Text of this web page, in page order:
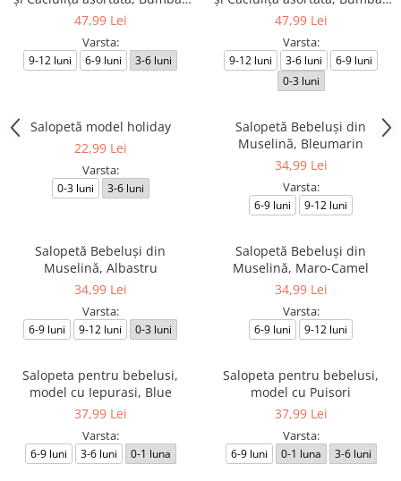
Bej
47,99 Lei
Varsta:
9-12 luni 6-9 luni 3-6 luni
Alb
47,99 Lei
Varsta:
9-12 luni 3-6 luni
6-9 luni
0-3 luni
Salopetă model holiday
22,99 Lei
Varsta:
0-3 luni 3-6 luni
Salopetă Bebeluşi din
Muselină, Bleumarin
34,99 Lei
Varsta:
6-9 luni 9-12 luni
Salopetă Bebeluşi din
Muselină, Albastru
34,99 Lei
Varsta:
6-9 luni 9-12 luni 0-3 luni
Salopetă Bebeluşi din
Muselină, Maro-Camel
34,99 Lei
Varsta:
6-9 luni 9-12 luni
Salopeta pentru bebelusi,
model cu Iepurasi, Blue
37,99 Lei
Varsta:
6-9 luni 3-6 luni 0-1 luna
Salopeta pentru bebelusi,
model cu Puisori
37,99 Lei
Varsta:
6-9 luni 0-1 luna 3-6 luni